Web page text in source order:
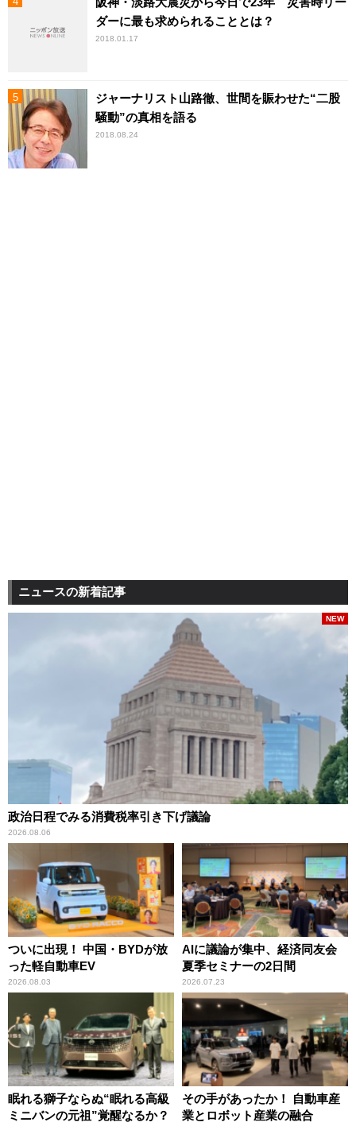
ダーに最も求められることとは？
2018.01.17
ジャーナリスト山路徹、世間を賑わせた“二股
騒動”の真相を語る
2018.08.24
ニュースの新着記事
政治日程でみる消費税率引き下げ議論
2026.08.06
NEW
ついに出現！ 中国・BYDが放
った軽自動車EV
2026.08.03
AIに議論が集中、経済同友会
夏季セミナーの2日間
2026.07.23
眠れる獅子ならぬ“眠れる高級
ミニバンの元祖”覚醒なるか？
その手があったか！ 自動車産
業とロボット産業の融合